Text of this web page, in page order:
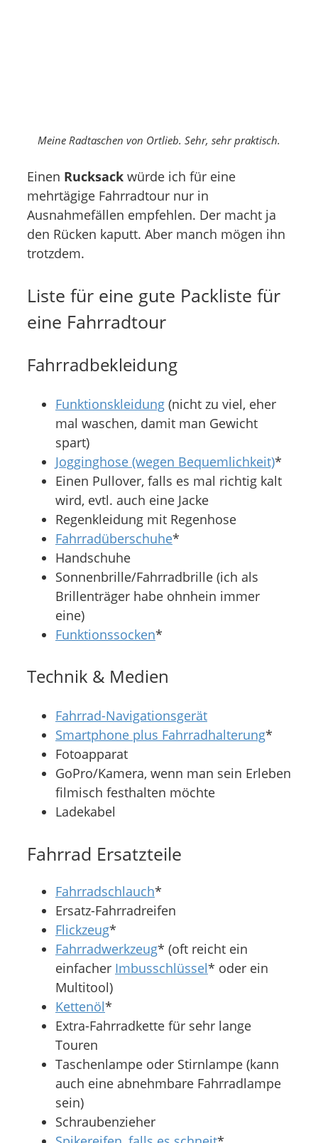
Meine Radtaschen von Ortlieb. Sehr, sehr praktisch.
Einen Rucksack würde ich für eine
mehrtägige Fahrradtour nur in
Ausnahmefällen empfehlen. Der macht ja
den Rücken kaputt. Aber manch mögen ihn
trotzdem.
Liste für eine gute Packliste für
eine Fahrradtour
Fahrradbekleidung
Funktionskleidung (nicht zu viel, eher
mal waschen, damit man Gewicht
spart)
Jogginghose (wegen Bequemlichkeit)*
Einen Pullover, falls es mal richtig kalt
wird, evtl. auch eine Jacke
Regenkleidung mit Regenhose
Fahrradüberschuhe*
Handschuhe
Sonnenbrille/Fahrradbrille (ich als
Brillenträger habe ohnhein immer
eine)
Funktionssocken*
Technik & Medien
Fahrrad-Navigationsgerät
Smartphone plus Fahrradhalterung*
Fotoapparat
GoPro/Kamera, wenn man sein Erleben
filmisch festhalten möchte
Ladekabel
Fahrrad Ersatzteile
Fahrradschlauch*
Ersatz-Fahrradreifen
Flickzeug*
Fahrradwerkzeug* (oft reicht ein
einfacher Imbusschlüssel* oder ein
Multitool)
Kettenöl*
Extra-Fahrradkette für sehr lange
Touren
Taschenlampe oder Stirnlampe (kann
auch eine abnehmbare Fahrradlampe
sein)
Schraubenzieher